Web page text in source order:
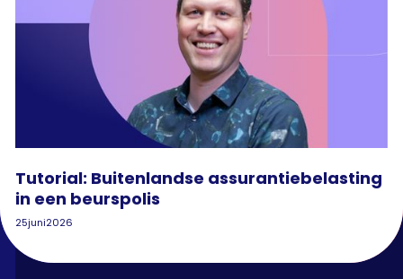
Tutorial: Buitenlandse assurantiebelasting
in een beurspolis
25juni2026